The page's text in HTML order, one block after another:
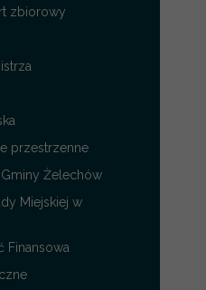
zbiorowy
przestrzenne
Żelechów
Miejskiej w
Finansowa